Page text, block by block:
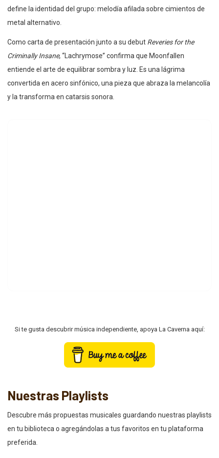
define la identidad del grupo: melodía afilada sobre cimientos de
metal alternativo.
Como carta de presentación junto a su debut Reveries for the
Criminally Insane, “Lachrymose” confirma que Moonfallen
entiende el arte de equilibrar sombra y luz. Es una lágrima
convertida en acero sinfónico, una pieza que abraza la melancolía
y la transforma en catarsis sonora.
Si te gusta descubrir música independiente, apoya La Caverna aquí:
Nuestras Playlists
Descubre más propuestas musicales guardando nuestras playlists
en tu biblioteca o agregándolas a tus favoritos en tu plataforma
preferida.